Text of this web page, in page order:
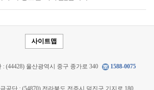
사이트맵
: (44428) 울산광역시 중구 종가로 340 1588-0075
공단 : (54870) 전라북도 전주시 덕진구 기지로 180